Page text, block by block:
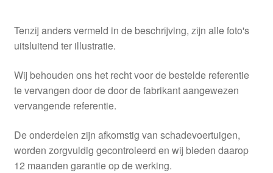
Tenzij anders vermeld in de beschrijving, zijn alle foto's
uitsluitend ter illustratie.
Wij behouden ons het recht voor de bestelde referentie
te vervangen door de door de fabrikant aangewezen
vervangende referentie.
De onderdelen zijn afkomstig van schadevoertuigen,
worden zorgvuldig gecontroleerd en wij bieden daarop
12 maanden garantie op de werking.